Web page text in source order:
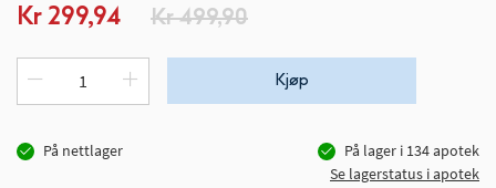
Spesialpris
Kr 299,94 Kr 499,90
Kjøp
På nettlager På lager i 134apotek
Se lagerstatus i apotek